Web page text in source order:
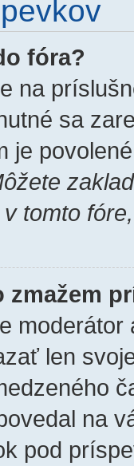
fóra?
na
sa
je
tomto
zmažem
len
na
pod